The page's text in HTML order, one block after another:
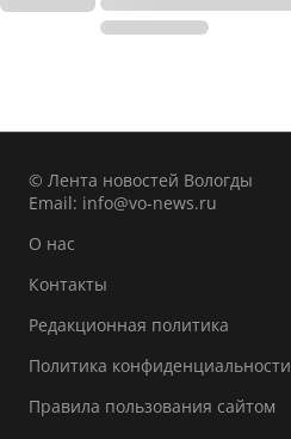
© Лента новостей Вологды
Email: info@vo-news.ru
О нас
Контакты
Редакционная политика
Политика конфиденциальности
Правила пользования сайтом